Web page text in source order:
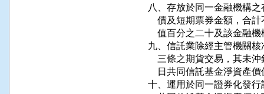
八、存放於同一金融機構
債及短期票券金額，合
值百分之二十及該金融
九、信託業除經主管機關
三條之期貨交易，其未
日共同信託基金淨資產
十、運用於同一證券化發